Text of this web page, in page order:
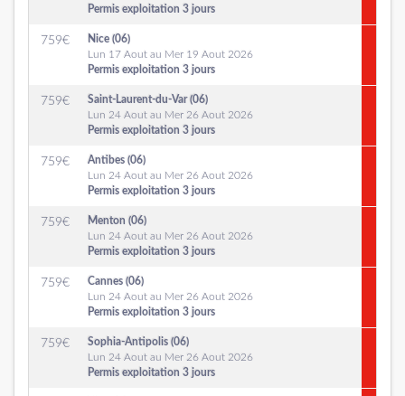
Permis exploitation 3 jours
759€
Nice (06)
Lun 17 Aout au Mer 19 Aout 2026
Permis exploitation 3 jours
759€
Saint-Laurent-du-Var (06)
Lun 24 Aout au Mer 26 Aout 2026
Permis exploitation 3 jours
759€
Antibes (06)
Lun 24 Aout au Mer 26 Aout 2026
Permis exploitation 3 jours
759€
Menton (06)
Lun 24 Aout au Mer 26 Aout 2026
Permis exploitation 3 jours
759€
Cannes (06)
Lun 24 Aout au Mer 26 Aout 2026
Permis exploitation 3 jours
759€
Sophia-Antipolis (06)
Lun 24 Aout au Mer 26 Aout 2026
Permis exploitation 3 jours